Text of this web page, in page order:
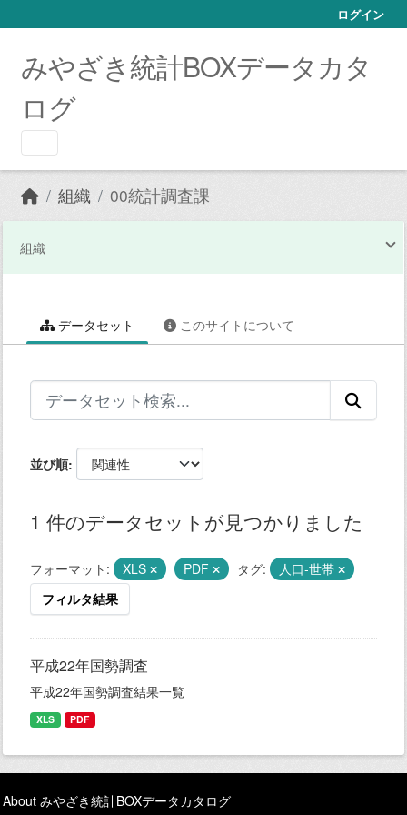
ログイン
みやざき統計BOXデータカタ
ログ
組織 00統計調査課
組織
データセット このサイトについて
並び順
1 件のデータセットが見つかりました
フォーマット: XLS PDF タグ:
人口-世帯
フィルタ結果
平成22年国勢調査
平成22年国勢調査結果一覧
XLS PDF
About みやざき統計BOXデータカタログ